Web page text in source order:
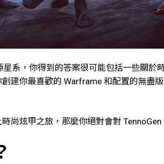
系，你得到的答案很可能包括一些關
建你最喜歡的 Warframe 和配置的無盡
尚炫甲之旅，那麼你絕對會對